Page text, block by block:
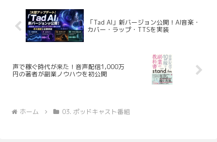
「Tad AI」新バージョン公開！AI音楽・
カバー・ラップ・TTSを実装
声で稼ぐ時代が来た！音声配信1,000万
円の著者が副業ノウハウを初公開
ホーム 03. ポッドキャスト番組